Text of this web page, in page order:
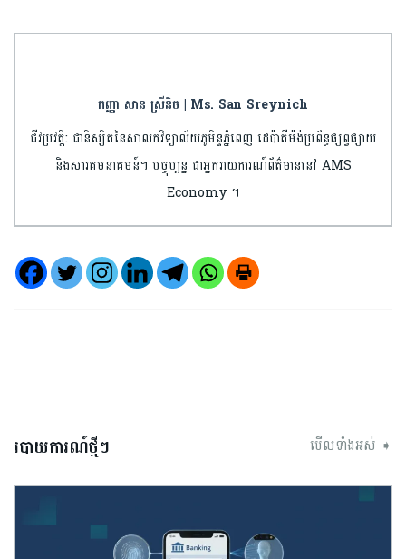
កញ្ញា សាន ស្រីនិច | Ms. San Sreynich
ជីវប្រវត្តិ: ជានិស្សិតនៃសាលកវិទ្យាល័យភូមិន្ទភ្នំពេញ ដេប៉ាតឺម៉ង់ប្រព័ន្ធផ្សព្វផ្សាយ
និងសារគមនាគមន៍។ បច្ចុប្បន្ន ជាអ្នករាយការណ៍ព័ត៌មាននៅ AMS
Economy ។
របាយការណ៍ថ្មីៗ មើលទាំងអស់ ➧